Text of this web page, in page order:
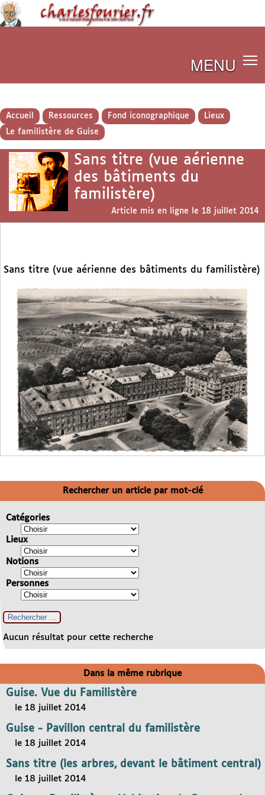
MENU
Accueil Ressources Fond iconographique
Lieux
Le familistère de Guise
Sans titre (vue aérienne
des bâtiments du
familistère)
Article mis en ligne le 18 juillet 2014
Sans titre (vue aérienne des bâtiments du familistère)
Rechercher un article par mot-clé
Catégories
Lieux
Notions
Personnes
Aucun résultat pour cette recherche
Dans la même rubrique
Guise. Vue du Familistère
le 18 juillet 2014
Guise - Pavillon central du familistère
le 18 juillet 2014
Sans titre (les arbres, devant le bâtiment central)
le 18 juillet 2014